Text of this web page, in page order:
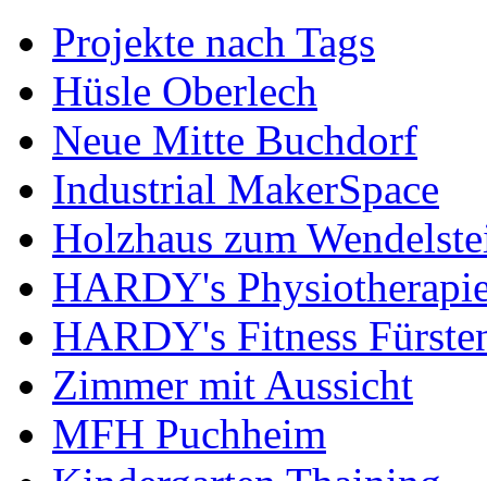
Projekte nach Tags
Hüsle Oberlech
Neue Mitte Buchdorf
Industrial MakerSpace
Holzhaus zum
HARDY's
HARDY's Fitness
Zimmer mit Aussicht
MFH Puchheim